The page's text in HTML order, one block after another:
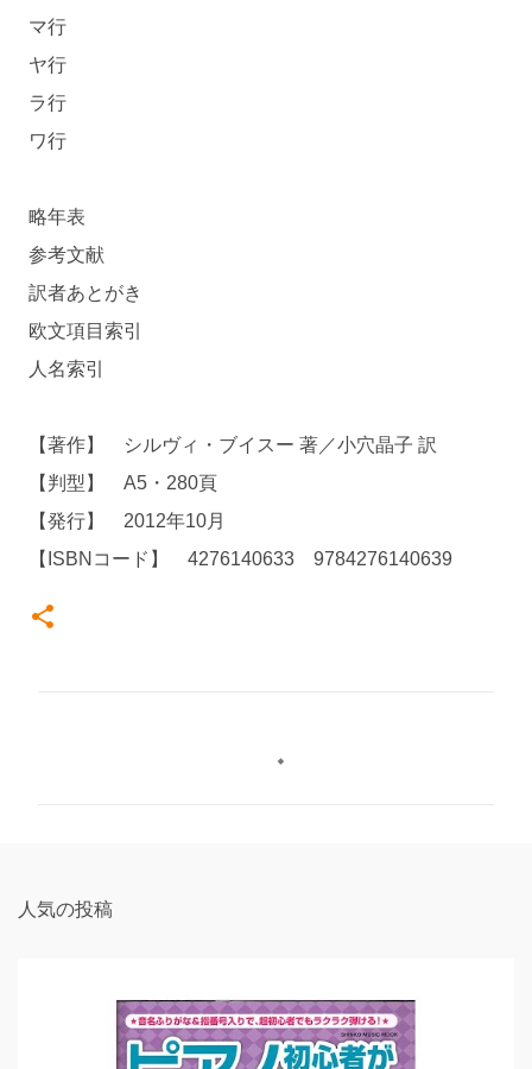
マ行
ヤ行
ラ行
ワ行
略年表
参考文献
訳者あとがき
欧文項目索引
人名索引
【著作】 シルヴィ・ブイスー 著／小穴晶子 訳
【判型】 A5・280頁
【発行】 2012年10月
【ISBNコード】 4276140633 9784276140639
人気の投稿